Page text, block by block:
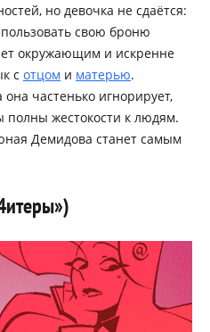
но девочка не сдаётся:
свою броню
окружающим и искренне
с отцом и матерью.
частенько игнорирует,
полны жестокости к людям.
Демидова станет самым